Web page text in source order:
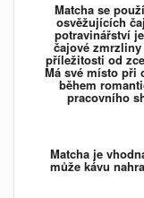
Matcha se
osvěžujících
potravinářství
čajové
příležitosti od
Má své místo při
během
pracovního
Matcha je
může kávu